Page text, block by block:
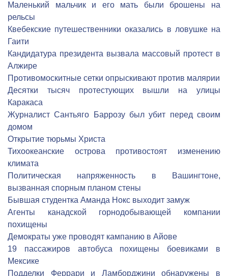
Маленький мальчик и его мать были брошены на
рельсы
Квебекские путешественники оказались в ловушке на
Гаити
Кандидатура президента вызвала массовый протест в
Алжире
Противомоскитные сетки опрыскивают против малярии
Десятки тысяч протестующих вышли на улицы
Каракаса
Журналист Сантьяго Баррозу был убит перед своим
домом
Открытие тюрьмы Христа
Тихоокеанские острова противостоят изменению
климата
Политическая напряженность в Вашингтоне,
вызванная спорным планом стены
Бывшая студентка Аманда Нокс выходит замуж
Агенты канадской горнодобывающей компании
похищены
Демократы уже проводят кампанию в Айове
19 пассажиров автобуса похищены боевиками в
Мексике
Подделки Феррари и Ламборджини обнаружены в